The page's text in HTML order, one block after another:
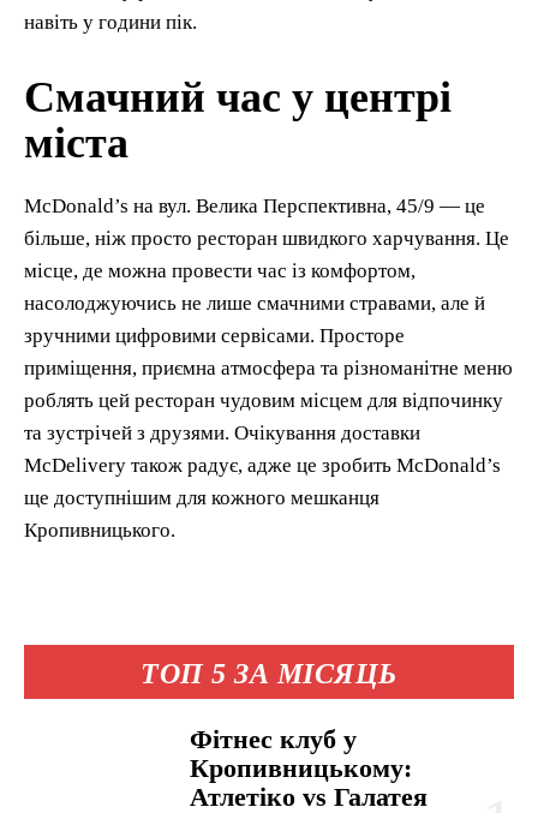
ТОП 5 ЗА МІСЯЦЬ
Фітнес клуб у
Кропивницькому:
Атлетіко vs Галатея
навіть у години пік.
Смачний час у центрі
міста
McDonald’s на вул. Велика Перспективна, 45/9 — це
більше, ніж просто ресторан швидкого харчування. Це
місце, де можна провести час із комфортом,
насолоджуючись не лише смачними стравами, але й
зручними цифровими сервісами. Просторе
приміщення, приємна атмосфера та різноманітне меню
роблять цей ресторан чудовим місцем для відпочинку
та зустрічей з друзями. Очікування доставки
McDelivery також радує, адже це зробить McDonald’s
ще доступнішим для кожного мешканця
Кропивницького.